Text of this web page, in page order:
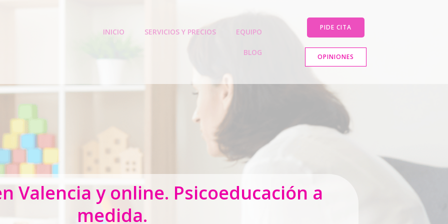
INICIO SERVICIOS Y PRECIOS EQUIPO
BLOG
PIDE CITA
OPINIONES
Valencia y online. Psicoeducación a
medida.